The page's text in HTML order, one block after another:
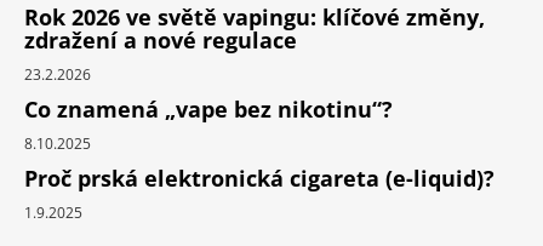
Rok 2026 ve světě vapingu: klíčové změny,
zdražení a nové regulace
23.2.2026
Co znamená „vape bez nikotinu“?
8.10.2025
Proč prská elektronická cigareta (e-liquid)?
1.9.2025